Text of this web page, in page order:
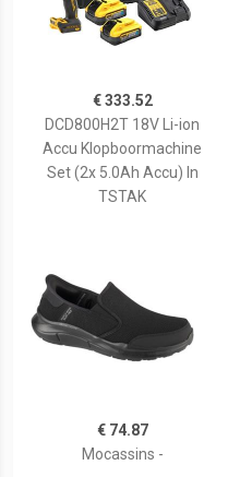
€ 333.52
DCD800H2T 18V Li-ion
Accu Klopboormachine
Set (2x 5.0Ah Accu) In
TSTAK
€ 74.87
Mocassins -